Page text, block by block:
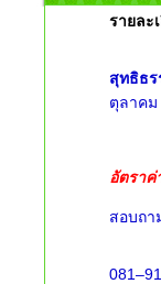
รายละ
สุทธิธร
ตุลาคม
อัตราค่
สอบถา